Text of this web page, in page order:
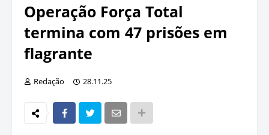
Operação Força Total
termina com 47 prisões em
flagrante
Redação 28.11.25